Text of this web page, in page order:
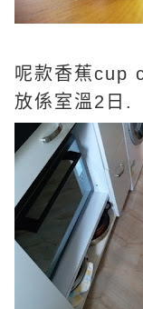
呢款香蕉cup
放係室溫2日.